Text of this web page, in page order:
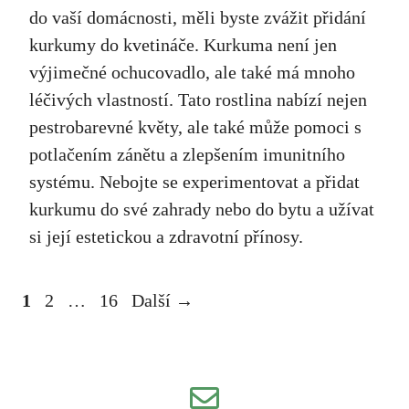
do vaší domácnosti, měli byste zvážit přidání
kurkumy do kvetináče. Kurkuma není jen
výjimečné ochucovadlo, ale také má mnoho
léčivých vlastností. Tato rostlina nabízí nejen
pestrobarevné květy, ale také může pomoci s
potlačením zánětu a zlepšením imunitního
systému. Nebojte se experimentovat a přidat
kurkumu do své zahrady nebo do bytu a užívat
si její estetickou a zdravotní přínosy.
Stránka
1 Stránka
2 … Stránka
16 Další →